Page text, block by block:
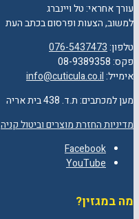
עורך אחראי: טל ויינברג
למשוב, הצעות ופרסום בכתב העת
טלפון:076-5437473
פקס: 08-9389358
אימייל:info@cuticula.co.il
מען למכתבים: ת.ד. 438 בית אריה
מדיניות החזרת מוצרים וביטול קניה
Facebook
YouTube
מה במגזין?